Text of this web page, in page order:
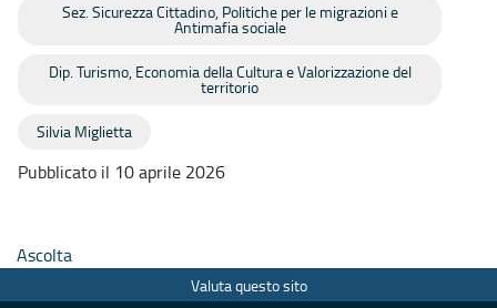
Sez. Sicurezza Cittadino, Politiche per le migrazioni e
Antimafia sociale
Dip. Turismo, Economia della Cultura e Valorizzazione del
territorio
Silvia Miglietta
Pubblicato il 10 aprile 2026
Ascolta
Valuta questo sito